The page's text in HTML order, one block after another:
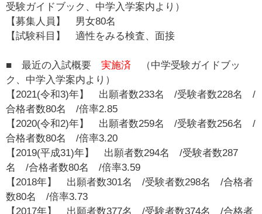
受験ガイドブック、中学入学案内より）
【募集人員】 男女80名
【試験科目】 適性をみる検査、面接
■ 最近の入試概要 実施済 （中学受験ガイドブッ
ク、中学入学案内より）
【2021(令和3)年】 出願者数233名 /受験者数228名 /
合格者数80名 /倍率2.85
【2020(令和2)年】 出願者数259名 /受験者数256名 /
合格者数80名 /倍率3.20
【2019(平成31)年】 出願者数294名 /受験者数287
名 /合格者数80名 /倍率3.59
【2018年】 出願者数301名 /受験者数298名 /合格者
数80名 /倍率3.73
【2017年】 出願者数377名 /受験者数374名 /合格者